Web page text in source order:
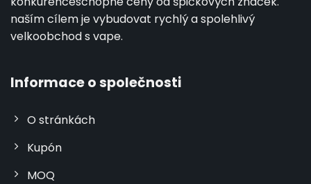
naším cílem je vybudovat rychlý a spolehlivý
velkoobchod s vape.
Informace o společnosti
O stránkách
Kupón
MOQ